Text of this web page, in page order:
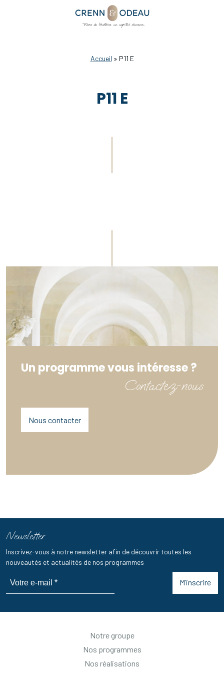
Accueil » P11 E
P11 E
Un programme vous intéresse ?
Contactez-nous
Nous contacter
Newsletter
Inscrivez-vous à notre newsletter afin de découvrir toutes les
nouveautés et actualités de nos programmes
M’inscrire
Notre groupe
Nos programmes
Nos réalisations